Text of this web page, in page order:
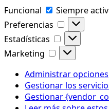
Funcional
Funcional
Siempre
Preferencias
Estadísticas
Estadísticas
Marketing
Marketing
Administrar opciones
Gestionar los
Gestionar